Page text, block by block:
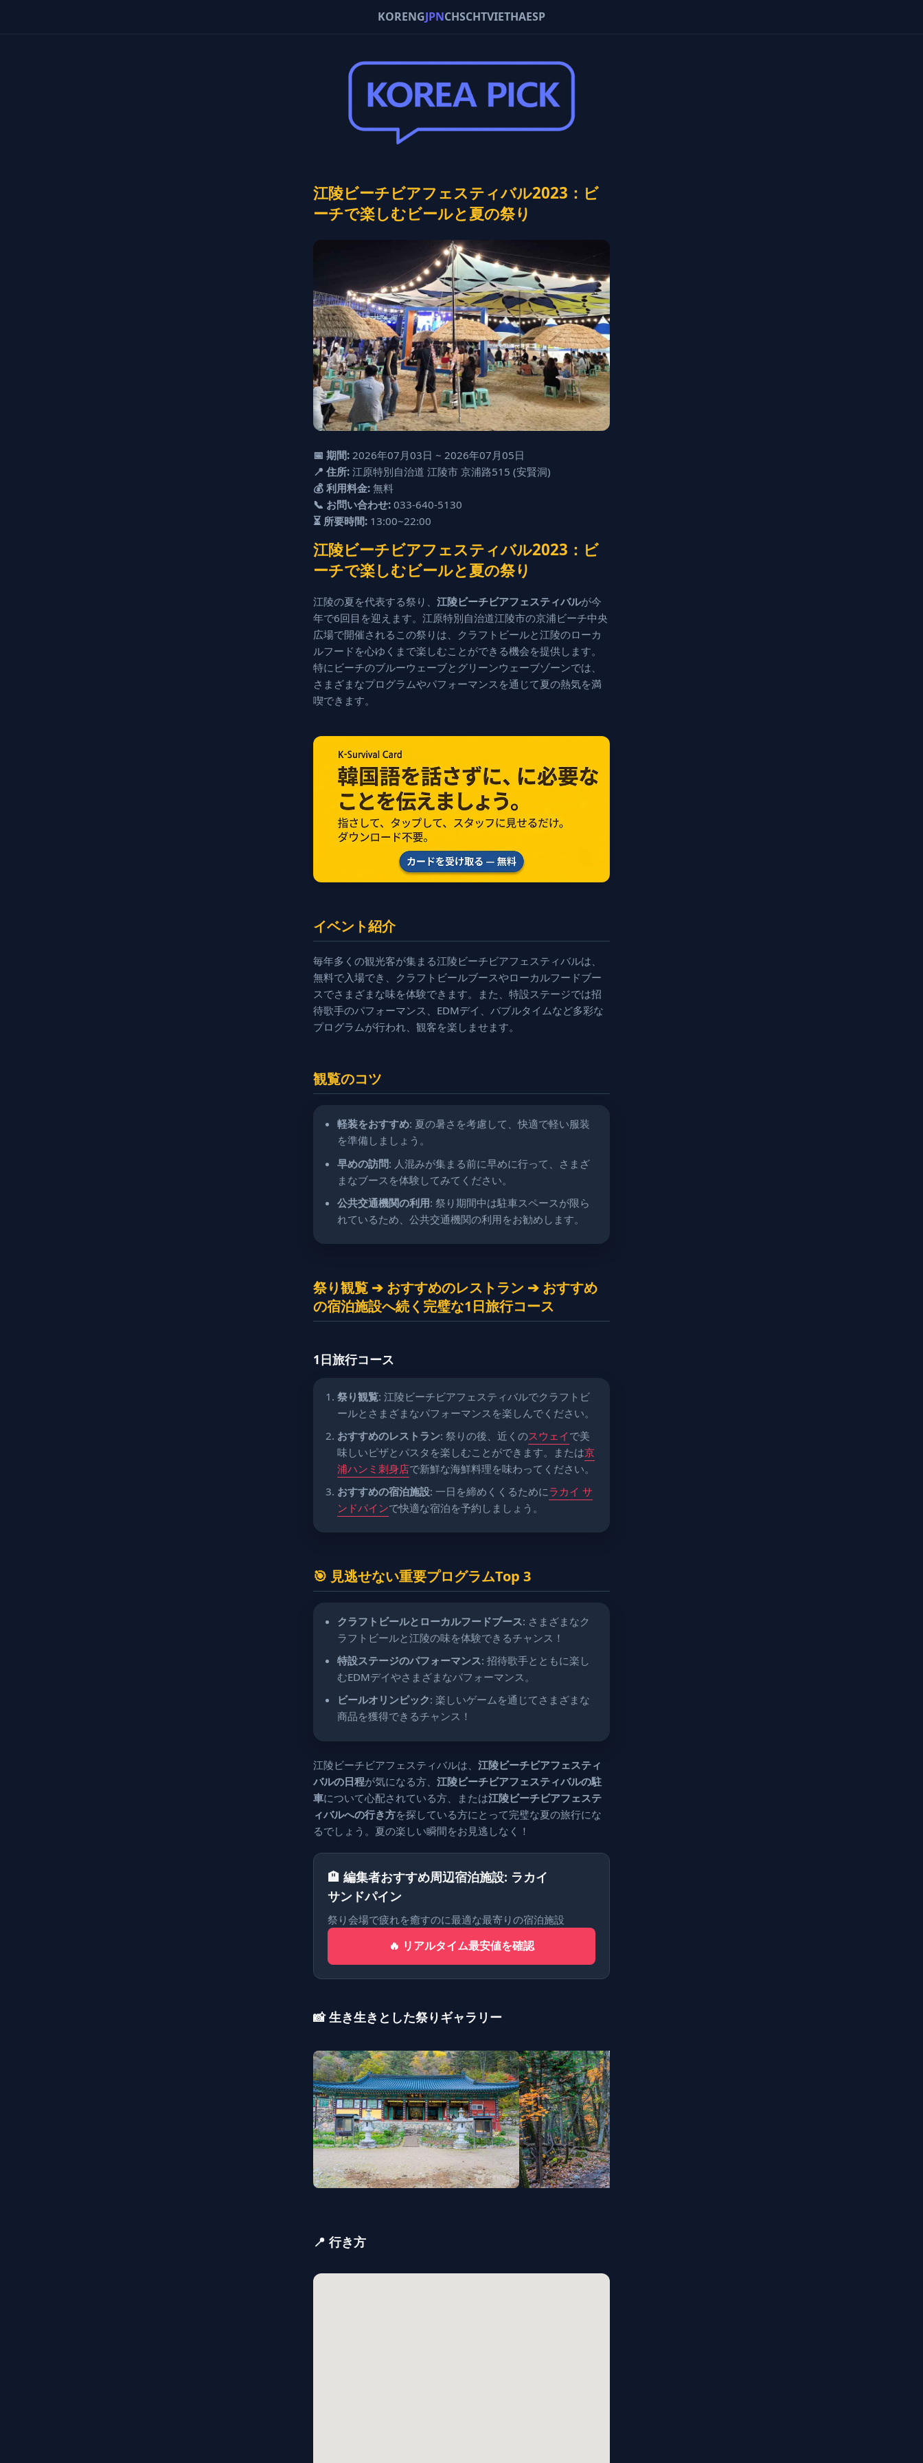
KORENGJPNCHSCHTVIETHAESP
江陵ビーチビアフェスティバル2023：ビ
ーチで楽しむビールと夏の祭り
📅 期間: 2026年07月03日 ~ 2026年07月05日
📍 住所: 江原特別自治道 江陵市 京浦路515 (安賢洞)
💰 利用料金: 無料
📞 お問い合わせ: 033-640-5130
⏳ 所要時間: 13:00~22:00
江陵ビーチビアフェスティバル2023：ビ
ーチで楽しむビールと夏の祭り
江陵の夏を代表する祭り、 江陵ビーチビアフェスティバルが今
年で6回目を迎えます。江原特別自治道江陵市の京浦ビーチ中央
広場で開催されるこの祭りは、クラフトビールと江陵のローカ
ルフードを心ゆくまで楽しむことができる機会を提供します。
特にビーチのブルーウェーブとグリーンウェーブゾーンでは、
さまざまなプログラムやパフォーマンスを通じて夏の熱気を満
喫できます。
イベント紹介
毎年多くの観光客が集まる江陵ビーチビアフェスティバルは、
無料で入場でき、クラフトビールブースやローカルフードブー
スでさまざまな味を体験できます。また、特設ステージでは招
待歌手のパフォーマンス、EDMデイ、バブルタイムなど多彩な
プログラムが行われ、観客を楽しませます。
観覧のコツ
軽装をおすすめ: 夏の暑さを考慮して、快適で軽い服装
を準備しましょう。
早めの訪問: 人混みが集まる前に早めに行って、さまざ
まなブースを体験してみてください。
公共交通機関の利用: 祭り期間中は駐車スペースが限ら
れているため、公共交通機関の利用をお勧めします。
祭り観覧 ➔ おすすめのレストラン ➔ おすすめ
の宿泊施設へ続く完璧な1日旅行コース
1日旅行コース
祭り観覧: 江陵ビーチビアフェスティバルでクラフトビ
ールとさまざまなパフォーマンスを楽しんでください。
おすすめのレストラン: 祭りの後、近くのスウェイで美
味しいピザとパスタを楽しむことができます。または京
浦ハンミ刺身店で新鮮な海鮮料理を味わってください。
おすすめの宿泊施設: 一日を締めくくるためにラカイ サ
ンドパインで快適な宿泊を予約しましょう。
🎯 見逃せない重要プログラムTop 3
クラフトビールとローカルフードブース: さまざまなク
ラフトビールと江陵の味を体験できるチャンス！
特設ステージのパフォーマンス: 招待歌手とともに楽し
むEDMデイやさまざまなパフォーマンス。
ビールオリンピック: 楽しいゲームを通じてさまざまな
商品を獲得できるチャンス！
江陵ビーチビアフェスティバルは、 江陵ビーチビアフェスティ
バルの日程が気になる方、 江陵ビーチビアフェスティバルの駐
車について心配されている方、または江陵ビーチビアフェステ
ィバルへの行き方を探している方にとって完璧な夏の旅行にな
るでしょう。夏の楽しい瞬間をお見逃しなく！
🏨 編集者おすすめ周辺宿泊施設: ラカイ
サンドパイン
祭り会場で疲れを癒すのに最適な最寄りの宿泊施設
🔥 リアルタイム最安値を確認
📸 生き生きとした祭りギャラリー
📍 行き方